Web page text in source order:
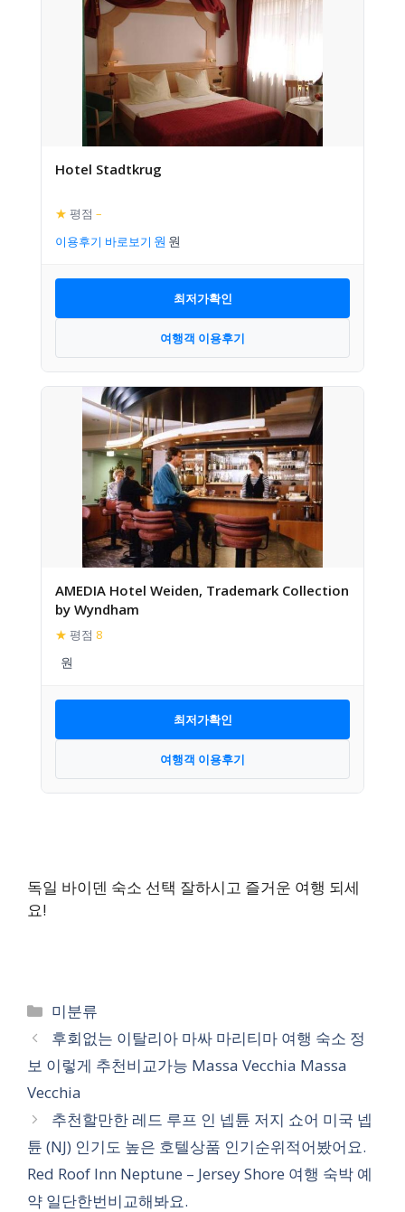
Hotel Stadtkrug
★ 평점 –
이용후기 바로보기
최저가확인
여행객 이용후기
AMEDIA Hotel Weiden, Trademark Collection
by Wyndham
★ 평점 8
최저가확인
여행객 이용후기
독일 바이덴 숙소 선택 잘하시고 즐거운 여행 되세
요!
카
테
고
리
미분류
후회없는 이탈리아 마싸 마리티마 여행 숙소 정
보 이렇게 추천비교가능 Massa Vecchia Massa
Vecchia
추천할만한 레드 루프 인 넵튠 저지 쇼어 미국 넵
튠 (NJ) 인기도 높은 호텔상품 인기순위적어봤어요.
Red Roof Inn Neptune – Jersey Shore 여행 숙박 예
약 일단한번비교해봐요.